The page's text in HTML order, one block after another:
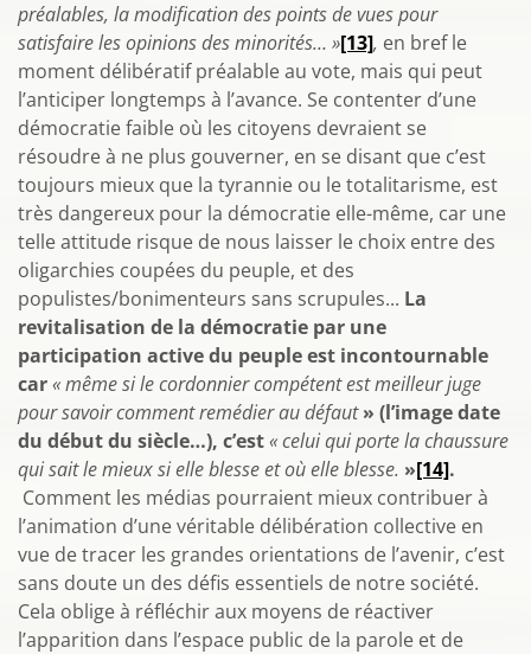
préalables, la modification des points de vues pour
satisfaire les opinions des minorités… »[13], en bref le
moment délibératif préalable au vote, mais qui peut
l’anticiper longtemps à l’avance. Se contenter d’une
démocratie faible où les citoyens devraient se
résoudre à ne plus gouverner, en se disant que c’est
toujours mieux que la tyrannie ou le totalitarisme, est
très dangereux pour la démocratie elle-même, car une
telle attitude risque de nous laisser le choix entre des
oligarchies coupées du peuple, et des
populistes/bonimenteurs sans scrupules... La
revitalisation de la démocratie par une
participation active du peuple est incontournable
car« même si le cordonnier compétent est meilleur juge
pour savoir comment remédier au défaut» (l’image date
du début du siècle…), c’est« celui qui porte la chaussure
qui sait le mieux si elle blesse et où elle blesse. »[14].
Comment les médias pourraient mieux contribuer à
l’animation d’une véritable délibération collective en
vue de tracer les grandes orientations de l’avenir, c’est
sans doute un des défis essentiels de notre société.
Cela oblige à réfléchir aux moyens de réactiver
l’apparition dans l’espace public de la parole et de